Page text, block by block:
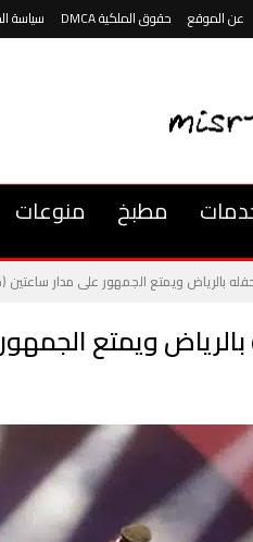
عن الموقع حقوق الملكية DMCA سياسة
مطبخ منوعات
بالرياض ويمتع الجمهور على مدار ساعتين
ويمتع